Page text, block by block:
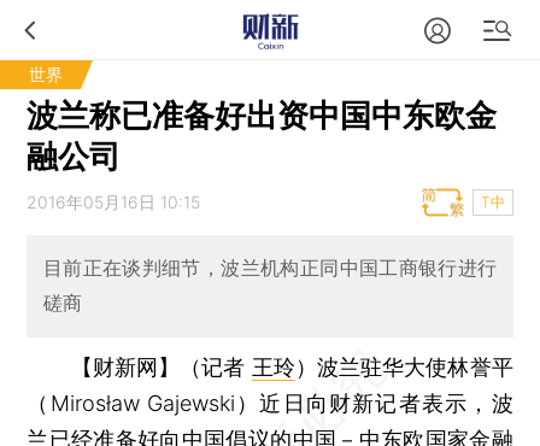
世界
波兰称已准备好出资中国中东欧金
融公司
2016年05月16日 10:15 T中
目前正在谈判细节，波兰机构正同中国工商银行进行
磋商
【财新网】（记者 王玲） 波兰驻华大使林誉平
（Mirosław Gajewski）近日向财新记者表示，波
兰已经准备好向中国倡议的中国­－中东欧国家金融